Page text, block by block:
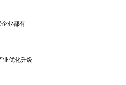
企业都有
业优化升级